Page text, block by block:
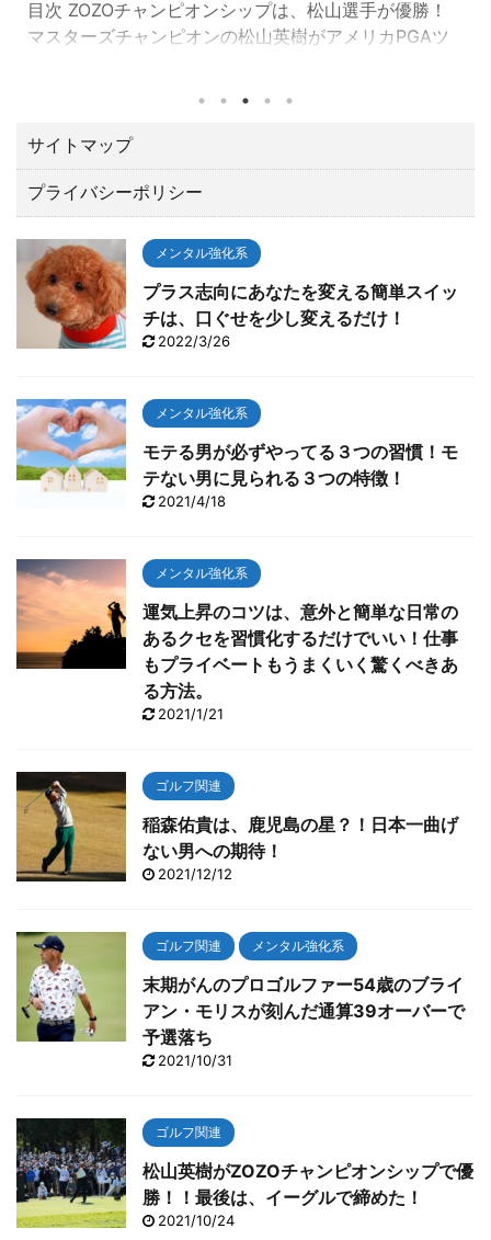
目次 ZOZOチャンピオンシップは、松山選手が優勝！
マスターズチャンピオンの松山英樹がアメリカPGAツ
んと２億３００万円。日本ツアーと較べてひとケタ違
います。 最後の１８番ロングホールでは、２オンでワ
ンパットのイーグルで締める圧巻の終わり方でガッツ
ポーズ。 いやあカッコよすぎて「やったー！！」と思
わずTVに向って叫んでしまいました。 今回は、肝心な
とこ ...
サイトマップ
プライバシーポリシー
メンタル強化系
プラス志向にあなたを変える簡単スイッ
チは、口ぐせを少し変えるだけ！
2022/3/26
メンタル強化系
モテる男が必ずやってる３つの習慣！モ
テない男に見られる３つの特徴！
2021/4/18
メンタル強化系
運気上昇のコツは、意外と簡単な日常の
あるクセを習慣化するだけでいい！仕事
もプライベートもうまくいく驚くべきあ
る方法。
2021/1/21
ゴルフ関連
稲森佑貴は、鹿児島の星？！日本一曲げ
ない男への期待！
2021/12/12
ゴルフ関連 メンタル強化系
末期がんのプロゴルファー54歳のブライ
アン・モリスが刻んだ通算39オーバーで
予選落ち
2021/10/31
ゴルフ関連
松山英樹がZOZOチャンピオンシップで優
勝！！最後は、イーグルで締めた！
2021/10/24